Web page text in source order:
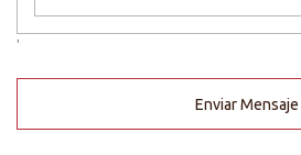
'
Enviar Mensaje